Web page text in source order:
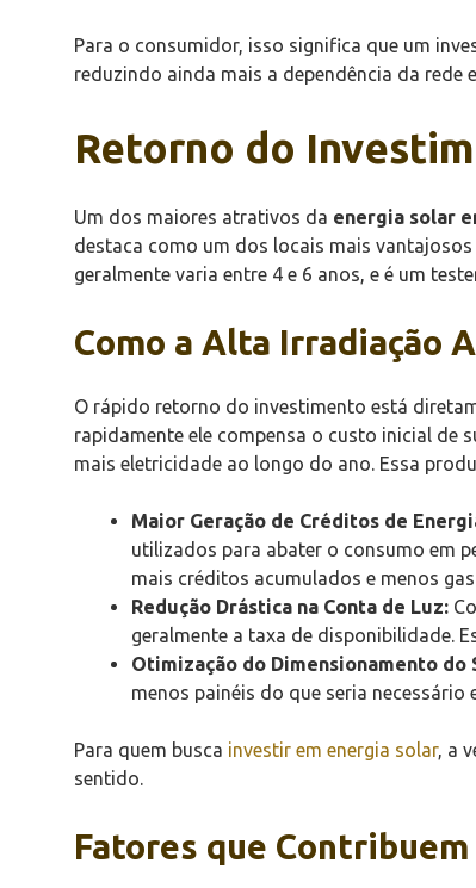
Para o consumidor, isso significa que um
reduzindo ainda mais a dependência da rede
Retorno do
Um dos maiores atrativos da energia solar
destaca como um dos locais mais
geralmente varia entre 4 e 6 anos, e é um
Como a Alta Irradiação
O rápido retorno do investimento está
rapidamente ele compensa o custo inicial de
mais eletricidade ao longo do ano. Essa
Maior Geração de Créditos de
utilizados para abater o consumo em
mais créditos acumulados e menos
Redução Drástica na Conta de Luz:
geralmente a taxa de disponibilidade.
Otimização do Dimensionamento do
menos painéis do que seria
Para quem busca investir em energia solar, a
sentido.
Fatores que